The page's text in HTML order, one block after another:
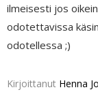
ilmeisesti jos
odotettavissa
odotellessa ;)
Kirjoittanut Henna